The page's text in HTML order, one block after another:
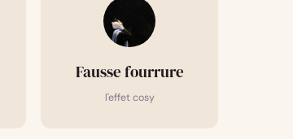
Fausse fourrure
l'effet cosy